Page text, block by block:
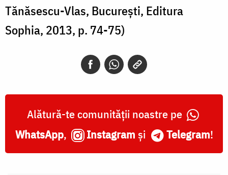
Tănăsescu-Vlas, București, Editura
Sophia, 2013, p. 74-75)
Alătură-te comunității noastre pe
WhatsApp, Instagram și Telegram!